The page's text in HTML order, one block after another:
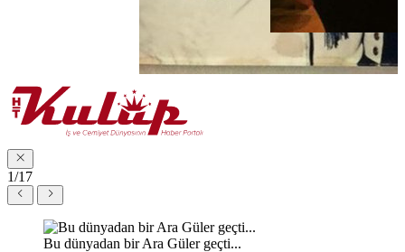
1/17
Bu dünyadan bir Ara Güler geçti...